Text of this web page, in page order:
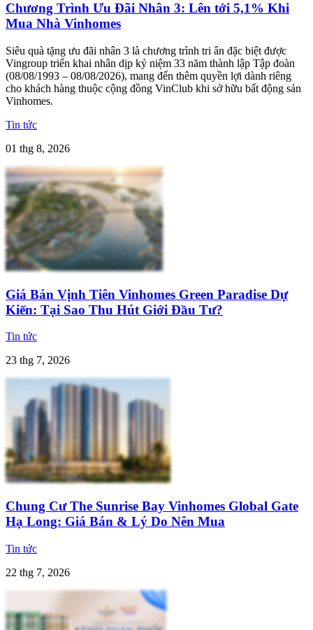
Chương Trình Ưu Đãi Nhân 3: Lên tới 5,1% Khi
Mua Nhà Vinhomes
Siêu quà tặng ưu đãi nhân 3 là chương trình tri ân đặc biệt được
Vingroup triển khai nhân dịp kỷ niệm 33 năm thành lập Tập đoàn
(08/08/1993 – 08/08/2026), mang đến thêm quyền lợi dành riêng
cho khách hàng thuộc cộng đồng VinClub khi sở hữu bất động sản
Vinhomes.
Tin tức
01 thg 8, 2026
Giá Bán Vịnh Tiên Vinhomes Green Paradise Dự
Kiến: Tại Sao Thu Hút Giới Đầu Tư?
Tin tức
23 thg 7, 2026
Chung Cư The Sunrise Bay Vinhomes Global Gate
Hạ Long: Giá Bán & Lý Do Nên Mua
Tin tức
22 thg 7, 2026